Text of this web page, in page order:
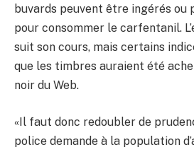
buvards peuvent être ingérés ou
pour consommer le carfentanil.
suit son cours, mais certains
que les timbres auraient été
noir du Web.
«Il faut donc redoubler de
police demande à la population